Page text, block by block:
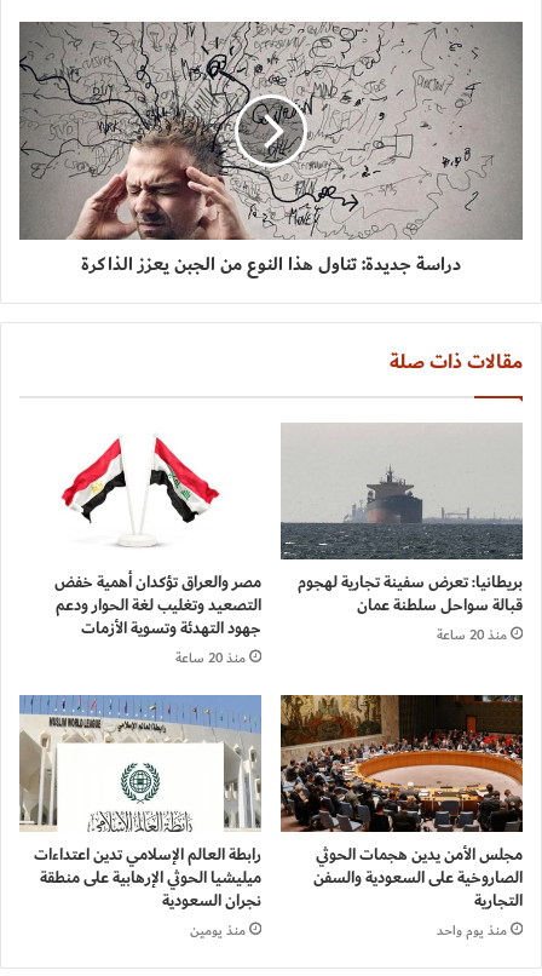
دراسة جديدة: تناول هذا النوع من الجبن يعزز الذاكرة
مقالات ذات صلة
بريطانيا: تعرض سفينة تجارية لهجوم
قبالة سواحل سلطنة عمان
منذ 20 ساعة
مصر والعراق تؤكدان أهمية خفض
التصعيد وتغليب لغة الحوار ودعم
جهود التهدئة وتسوية الأزمات
منذ 20 ساعة
مجلس الأمن يدين هجمات الحوثي
الصاروخية على السعودية والسفن
التجارية
منذ يوم واحد
رابطة العالم الإسلامي تدين اعتداءات
ميليشيا الحوثي الإرهابية على منطقة
نجران السعودية
منذ يومين